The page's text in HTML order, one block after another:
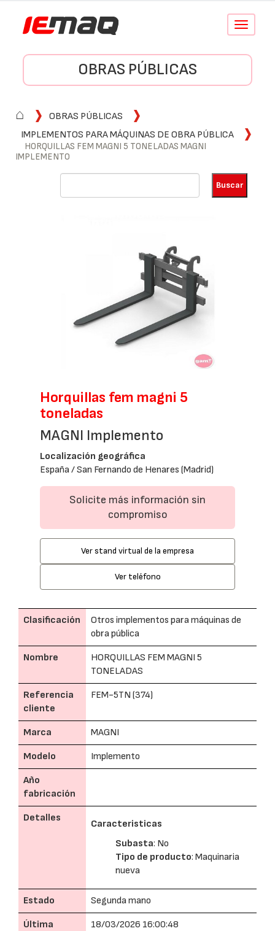
Conmutar
OBRAS PÚBLICAS
⌂
OBRAS PÚBLICAS
IMPLEMENTOS PARA MÁQUINAS DE OBRA PÚBLICA
HORQUILLAS FEM MAGNI 5 TONELADAS MAGNI
IMPLEMENTO
Horquillas fem magni 5
toneladas
MAGNI Implemento
Localización geográfica
España / San Fernando de Henares (Madrid)
Solicite más información sin
compromiso
Ver stand virtual de la empresa
Ver teléfono
Clasificación
Otros implementos para máquinas de
obra pública
Nombre
HORQUILLAS FEM MAGNI 5
TONELADAS
Referencia
cliente
FEM-5TN (374)
Marca MAGNI
Modelo Implemento
Año
fabricación
Detalles
Caracteristicas
Subasta: No
Tipo de producto: Maquinaria
nueva
Estado Segunda mano
Última
18/03/2026 16:00:48